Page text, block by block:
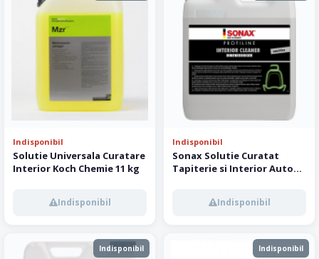
Indisponibil
Solutie Universala Curatare
Interior Koch Chemie 11 kg
Indisponibil
Indisponibil
Sonax Solutie Curatat
Tapiterie si Interior Auto
Indisponibil
Indisponibil Indisponibil